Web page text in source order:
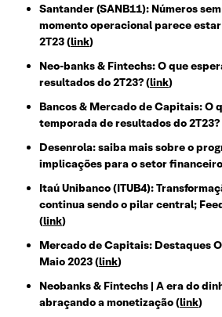
Santander (SANB11): Números
momento operacional parece
2T23 (link)
Neo-banks & Fintechs: O que
resultados do 2T23? (link)
Bancos & Mercado de Capitais: O
temporada de resultados do 2T23?
Desenrola: saiba mais sobre o
implicações para o setor financeiro
Itaú Unibanco (ITUB4):
continua sendo o pilar central;
(link)
Mercado de Capitais: Destaques
Maio 2023 (link)
Neobanks & Fintechs | A era do
abraçando a monetização (link)